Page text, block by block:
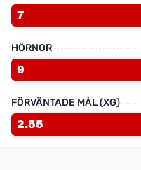
7
HÖRNOR
9
FÖRVÄNTADE MÅL (XG)
2.55